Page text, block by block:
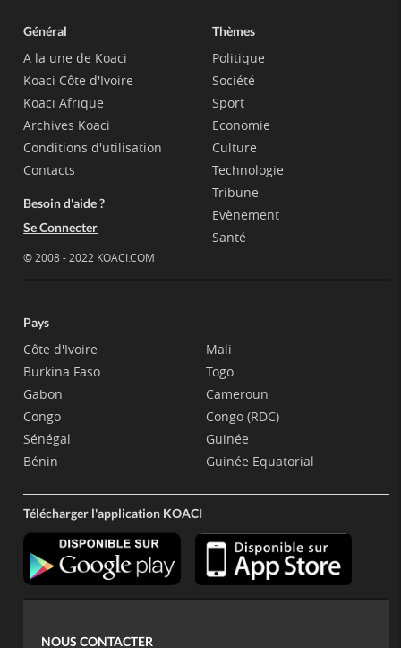
Général
A la une de Koaci
Koaci Côte d'Ivoire
Koaci Afrique
Archives Koaci
Conditions d'utilisation
Contacts
Besoin d'aide ?
Se Connecter
© 2008 - 2022 KOACI.COM
Thèmes
Politique
Société
Sport
Economie
Culture
Technologie
Tribune
Evènement
Santé
Pays
Côte d'Ivoire
Burkina Faso
Gabon
Congo
Sénégal
Bénin
Mali
Togo
Cameroun
Congo (RDC)
Guinée
Guinée Equatorial
Télécharger l'application KOACI
NOUS CONTACTER